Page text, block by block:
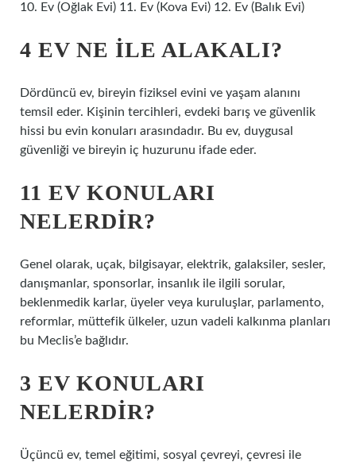
10. Ev (Oğlak Evi) 11. Ev (Kova Evi) 12. Ev (Balık Evi)
4 EV NE ILE ALAKALI?
Dördüncü ev, bireyin fiziksel evini ve yaşam alanını
temsil eder. Kişinin tercihleri, evdeki barış ve güvenlik
hissi bu evin konuları arasındadır. Bu ev, duygusal
güvenliği ve bireyin iç huzurunu ifade eder.
11 EV KONULARI
NELERDIR?
Genel olarak, uçak, bilgisayar, elektrik, galaksiler, sesler,
danışmanlar, sponsorlar, insanlık ile ilgili sorular,
beklenmedik karlar, üyeler veya kuruluşlar, parlamento,
reformlar, müttefik ülkeler, uzun vadeli kalkınma planları
bu Meclis’e bağlıdır.
3 EV KONULARI
NELERDIR?
Üçüncü ev, temel eğitimi, sosyal çevreyi, çevresi ile